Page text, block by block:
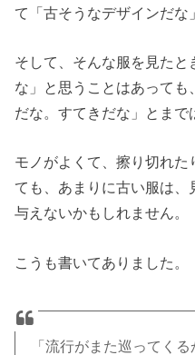
て「古そうなデザインだな
そして、そんな服を見た
な」と思うことはあって
だな。すてきだな」とまで
モノがよくて、擦り切れた
ても、あまりに古い服は
与えないかもしれません。
こうも書いてありました。
「流行がまた巡ってく